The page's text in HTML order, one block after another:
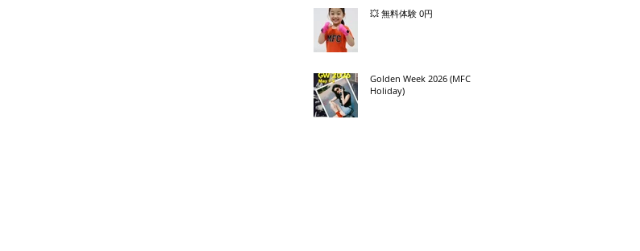
💥 無料体験 0円
Golden Week 2026 (MFC
Holiday)